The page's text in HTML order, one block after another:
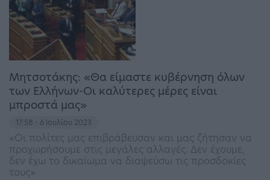
Μητσοτάκης: «Θα είμαστε κυβέρνηση όλων
των Ελλήνων-Οι καλύτερες μέρες είναι
μπροστά μας»
17:58 - 6 Ιουλίου 2023
«Οι πολίτες μας επιβράβευσαν και μας ζήτησαν να
προχωρήσουμε στις μεγάλες αλλαγές. Δεν έχουμε,
δεν έχω το δικαίωμα να διαψεύσω τις προσδοκίες
τους»